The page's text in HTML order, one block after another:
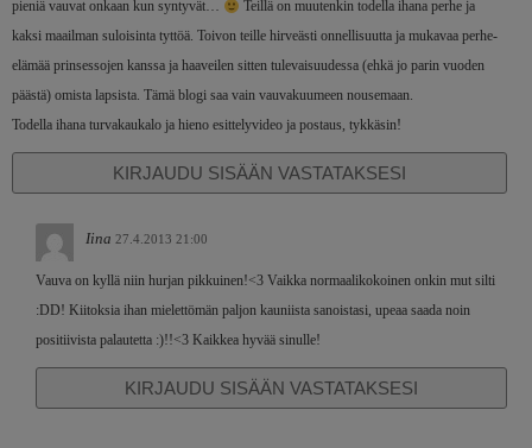
pieniä vauvat onkaan kun syntyvät…
Teillä on muutenkin todella ihana perhe ja
kaksi maailman suloisinta tyttöä. Toivon teille hirveästi onnellisuutta ja mukavaa perhe-
elämää prinsessojen kanssa ja haaveilen sitten tulevaisuudessa (ehkä jo parin vuoden
päästä) omista lapsista. Tämä blogi saa vain vauvakuumeen nousemaan.
Todella ihana turvakaukalo ja hieno esittelyvideo ja postaus, tykkäsin!
KIRJAUDU SISÄÄN VASTATAKSESI
Iina 27.4.2013 21:00
Vauva on kyllä niin hurjan pikkuinen!<3 Vaikka normaalikokoinen onkin mut silti
:DD! Kiitoksia ihan mielettömän paljon kauniista sanoistasi, upeaa saada noin
positiivista palautetta :)!!<3 Kaikkea hyvää sinulle!
KIRJAUDU SISÄÄN VASTATAKSESI